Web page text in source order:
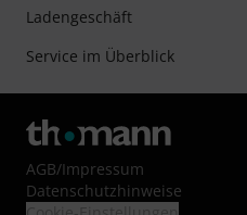
Ladengeschäft
Service im Überblick
AGB/Impressum
Datenschutzhinweise